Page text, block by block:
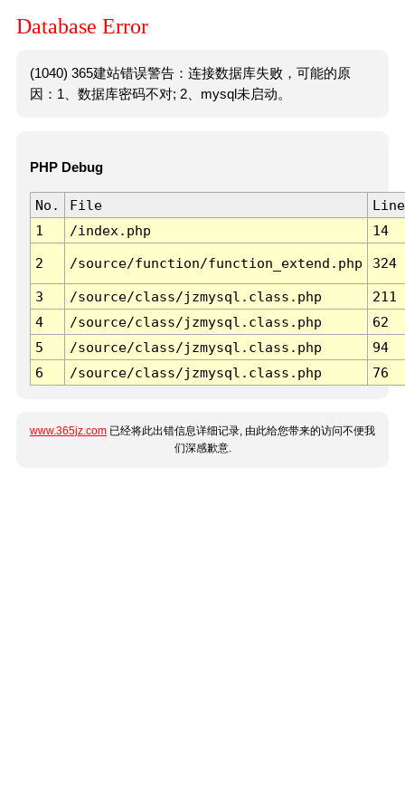
Database Error
(1040) 365建站错误警告：连接数据库失败，可能的原
因：1、数据库密码不对; 2、mysql未启动。
PHP Debug
No. File
Line
1
/index.php 14
2 /source/function/function_extend.php 324
3 /source/class/jzmysql.class.php
211
4
/source/class/jzmysql.class.php
62
5
/source/class/jzmysql.class.php
94
6
/source/class/jzmysql.class.php 76
www.365jz.com 已经将此出错信息详细记录, 由此给您带来的访问不便我
们深感歉意.